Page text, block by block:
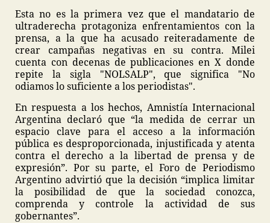
Esta no es la primera vez que el mandatario de
ultraderecha protagoniza enfrentamientos con la
prensa, a la que ha acusado reiteradamente de
crear campañas negativas en su contra. Milei
cuenta con decenas de publicaciones en X donde
repite la sigla "NOLSALP", que significa "No
odiamos lo suficiente a los periodistas".
En respuesta a los hechos, Amnistía Internacional
Argentina declaró que “la medida de cerrar un
espacio clave para el acceso a la información
pública es desproporcionada, injustificada y atenta
contra el derecho a la libertad de prensa y de
expresión”. Por su parte, el Foro de Periodismo
Argentino advirtió que la decisión “implica limitar
la posibilidad de que la sociedad conozca,
comprenda y controle la actividad de sus
gobernantes”.